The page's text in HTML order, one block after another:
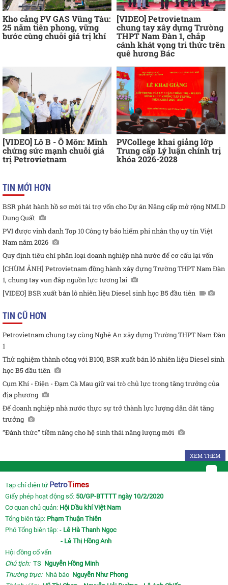
Kho cảng PV GAS Vũng Tàu:
25 năm tiên phong, vững
bước cùng chuỗi giá trị khí
[VIDEO] Petrovietnam
chung tay xây dựng Trường
THPT Nam Đàn 1, chắp
cánh khát vọng tri thức trên
quê hương Bác
[VIDEO] Lô B - Ô Môn: Minh
chứng sức mạnh chuỗi giá
trị Petrovietnam
PVCollege khai giảng lớp
Trung cấp Lý luận chính trị
khóa 2026-2028
TIN MỚI HƠN
BSR phát hành hồ sơ mời tài trợ vốn cho Dự án Nâng cấp mở rộng NMLD
Dung Quất
PVI được vinh danh Top 10 Công ty bảo hiểm phi nhân thọ uy tín Việt
Nam năm 2026
Quy định tiêu chí phân loại doanh nghiệp nhà nước để cơ cấu lại vốn
[CHÙM ẢNH] Petrovietnam đồng hành xây dựng Trường THPT Nam Đàn
1, chung tay vun đắp nguồn lực tương lai
[VIDEO] BSR xuất bán lô nhiên liệu Diesel sinh học B5 đầu tiên
TIN CŨ HƠN
Petrovietnam chung tay cùng Nghệ An xây dựng Trường THPT Nam Đàn
1
Thử nghiệm thành công với B100, BSR xuất bán lô nhiên liệu Diesel sinh
học B5 đầu tiên
Cụm Khí - Điện - Đạm Cà Mau giữ vai trò chủ lực trong tăng trưởng của
địa phương
Để doanh nghiệp nhà nước thực sự trở thành lực lượng dẫn dắt tăng
trưởng
“Đánh thức” tiềm năng cho hệ sinh thái năng lượng mới
XEM THÊM
Tạp chí điện tử PetroTimes
Giấy phép hoạt động số: 50/GP-BTTTT ngày 10/2/2020
Cơ quan chủ quản: Hội Dầu khí Việt Nam
Tổng biên tập: Phạm Thuận Thiên
Phó Tổng biên tập: - Lê Hà Thanh Ngọc
- Lê Thị Hồng Anh
Hội đồng cố vấn
Chủ tịch:TS Nguyễn Hồng Minh
Thường trực: Nhà báo Nguyễn Như Phong